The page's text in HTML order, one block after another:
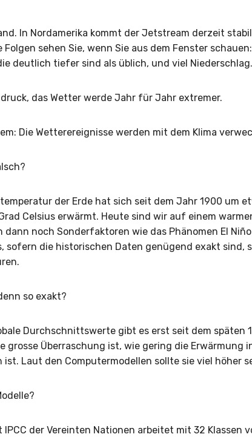
In Nordamerika kommt der Jetstream derzeit
Folgen sehen Sie, wenn Sie aus dem Fenster schauen:
deutlich tiefer sind als üblich, und viel Niederschlag.
das Wetter werde Jahr für Jahr extremer.
Die Wetterereignisse werden mit dem Klima
der Erde hat sich seit dem Jahr 1900 um
Celsius erwärmt. Heute sind wir auf einem
dann noch Sonderfaktoren wie das Phänomen El
sofern die historischen Daten genügend exakt sind,
so exakt?
Durchschnittswerte gibt es erst seit dem späten
grosse Überraschung ist, wie gering die Erwärmung
Laut den Computermodellen sollte sie viel höher
IPCC der Vereinten Nationen arbeitet mit 32 Klassen